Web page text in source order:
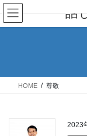
コ
ン
テ
ス
ナ
ビ
ゲ
ン
話
HOME 尊敬
2023